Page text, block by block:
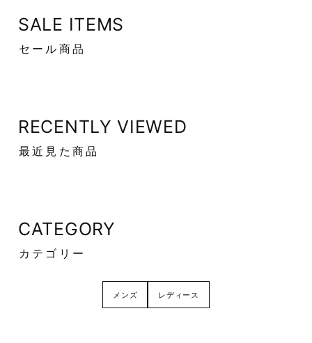
SALE ITEMS
セール商品
RECENTLY VIEWED
最近見た商品
CATEGORY
カテゴリー
メンズ レディース